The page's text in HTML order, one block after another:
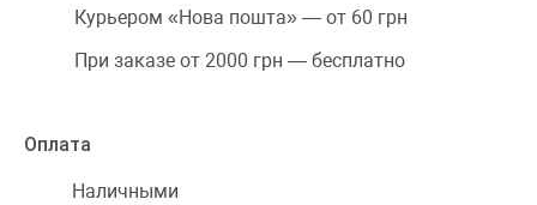
Курьером «Нова пошта» — от 60 грн
При заказе от 2000 грн — бесплатно
Оплата
Наличными